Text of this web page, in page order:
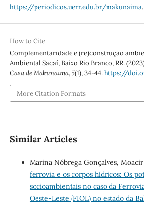
https://periodicos.uerr.edu.br/makunaima.
How to Cite
Complementaridade e (re)construção
Ambiental Sacaí, Baixo Rio Branco, RR.
Casa de Makunaima,5(1), 34-44.https://
More Citation Formats
Similar Articles
Marina Nóbrega Gonçalves,
ferrovia e os corpos hídricos: Os
socioambientais no caso da
Oeste-Leste (FIOL) no estado da